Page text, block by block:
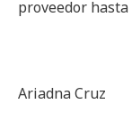
proveedor
Ariadna Cruz